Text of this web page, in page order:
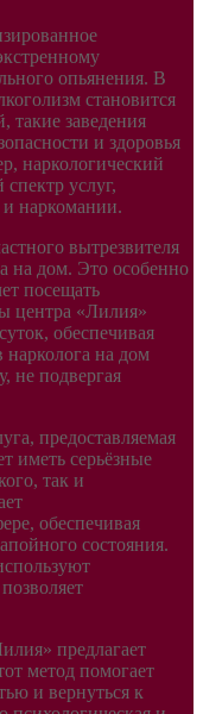
опьянения. В
становится
такие заведения
и здоровья
наркологический
услуг,
и наркомании.
вытрезвителя
на дом. Это особенно
посещать
центра «Лилия»
обеспечивая
на дом
не подвергая
предоставляемая
иметь серьёзные
так и
обеспечивая
состояния.
предлагает
метод помогает
и вернуться к